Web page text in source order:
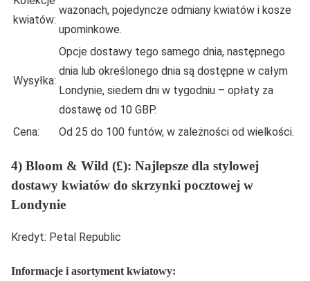
kwiatów:
wazonach, pojedyncze odmiany kwiatów i kosze
upominkowe.
Wysyłka:
Opcje dostawy tego samego dnia, następnego
dnia lub określonego dnia są dostępne w całym
Londynie, siedem dni w tygodniu – opłaty za
dostawę od 10 GBP.
Cena:
Od 25 do 100 funtów, w zależności od wielkości.
4) Bloom & Wild (£): Najlepsze dla stylowej
dostawy kwiatów do skrzynki pocztowej w
Londynie
Kredyt: Petal Republic
Informacje i asortyment kwiatowy: